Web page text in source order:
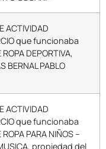
ACTIVIDAD
que funcionaba
DEPORTIVA,
BERNAL PABLO
ACTIVIDAD
que funcionaba
PARA NIÑOS –
propiedad del